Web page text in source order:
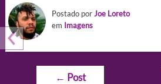
Postado porJoe Loreto
em Imagens
Navegação
← Post